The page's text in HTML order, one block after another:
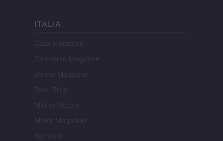
ITALIA
Casa Magazine
Cineverse Magazine
Donne Magazine
Food Blog
Milano Notizie
Motor Magazine
Notizie.it